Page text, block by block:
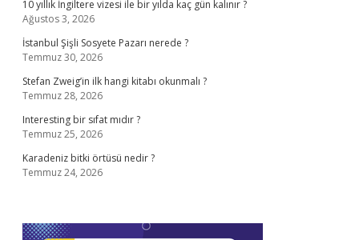
10 yıllık İngiltere vizesi ile bir yılda kaç gün kalınır ?
Ağustos 3, 2026
İstanbul Şişli Sosyete Pazarı nerede ?
Temmuz 30, 2026
Stefan Zweig’in ilk hangi kitabı okunmalı ?
Temmuz 28, 2026
Interesting bir sıfat mıdır ?
Temmuz 25, 2026
Karadeniz bitki örtüsü nedir ?
Temmuz 24, 2026